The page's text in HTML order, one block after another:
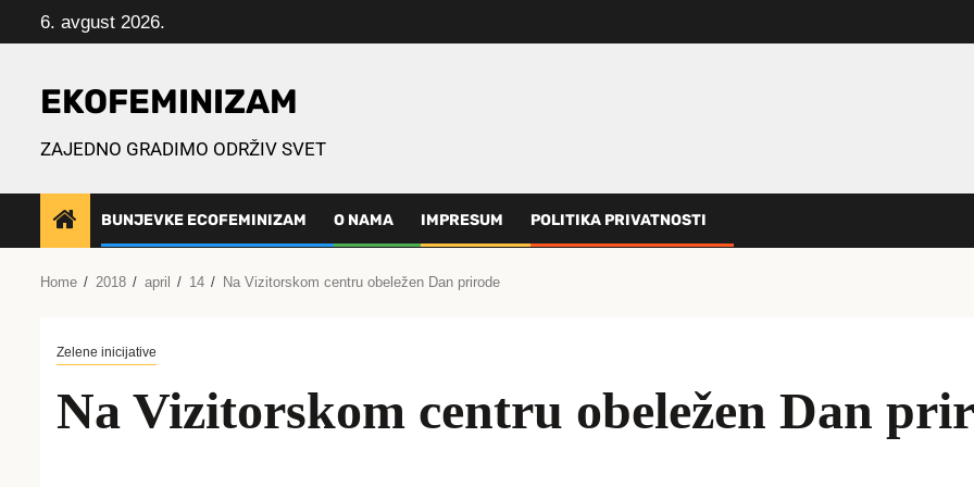
to
6. avgust 2026.
EKOFEMINIZAM
ZAJEDNO GRADIMO ODRŽIV SVET
BUNJEVKE ECOFEMINIZAM O NAMA IMPRESUM POLITIKA PRIVATNOSTI
Home 2018 april 14 Na Vizitorskom centru obeležen Dan prirode
Zelene inicijative
Na Vizitorskom centru obeležen Dan